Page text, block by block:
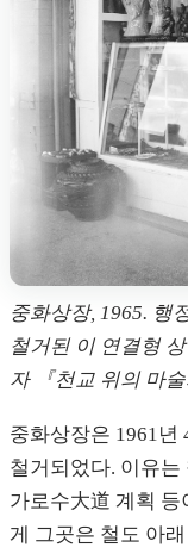
중화상장, 1965. 행
철거된 이 연결형
자 『천교 위의 마
중화상장은 1961년
철거되었다. 이유
가로수大道 계획 등
게 그곳은 철도 아